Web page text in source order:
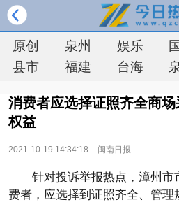
原创 泉州 娱乐
县市
福建 台海
消费者应选择证照齐全商
权益
2021-10-19 14:34:18 闽南日报
针对投诉举报热点，漳州市
费者，应选择到证照齐全、管理